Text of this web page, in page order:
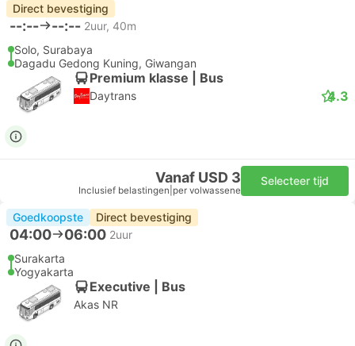
Direct bevestiging
--:-- --:-- 2uur, 40m
Solo, Surabaya
Dagadu Gedong Kuning, Giwangan
Premium klasse | Bus
Daytrans 4.3
Vanaf USD 3
Inclusief belastingen per volwassene
Selecteer tijd
Goedkoopste Direct bevestiging
04:00 06:00 2uur
Surakarta
Yogyakarta
Executive | Bus
Akas NR